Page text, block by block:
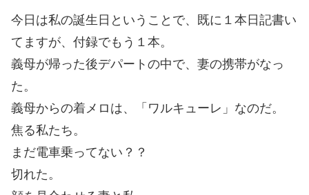
今日は私の誕生日ということで、既に１本日記書い
てますが、付録でもう１本。
義母が帰った後デパートの中で、妻の携帯がなっ
た。
義母からの着メロは、「ワルキューレ」なのだ。
焦る私たち。
まだ電車乗ってない？？
切れた。